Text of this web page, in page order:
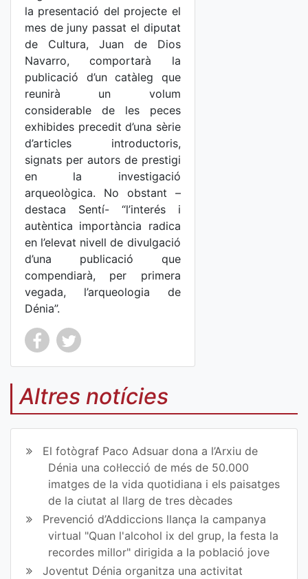
la presentació del projecte el
mes de juny passat el diputat
de Cultura, Juan de Dios
Navarro, comportarà la
publicació d’un catàleg que
reunirà un volum
considerable de les peces
exhibides precedit d’una sèrie
d’articles introductoris,
signats per autors de prestigi
en la investigació
arqueològica. No obstant –
destaca Sentí- “l’interés i
autèntica importància radica
en l’elevat nivell de divulgació
d’una publicació que
compendiarà, per primera
vegada, l’arqueologia de
Dénia”.
Co
mp
art
ir
en
Fa
ce
bo
ok
Co
mp
art
ir
en
Tw
itt
er
Altres notícies
El fotògraf Paco Adsuar dona a l’Arxiu de
Dénia una col·lecció de més de 50.000
imatges de la vida quotidiana i els paisatges
de la ciutat al llarg de tres dècades
Prevenció d’Addiccions llança la campanya
virtual "Quan l'alcohol ix del grup, la festa la
recordes millor" dirigida a la població jove
Joventut Dénia organitza una activitat